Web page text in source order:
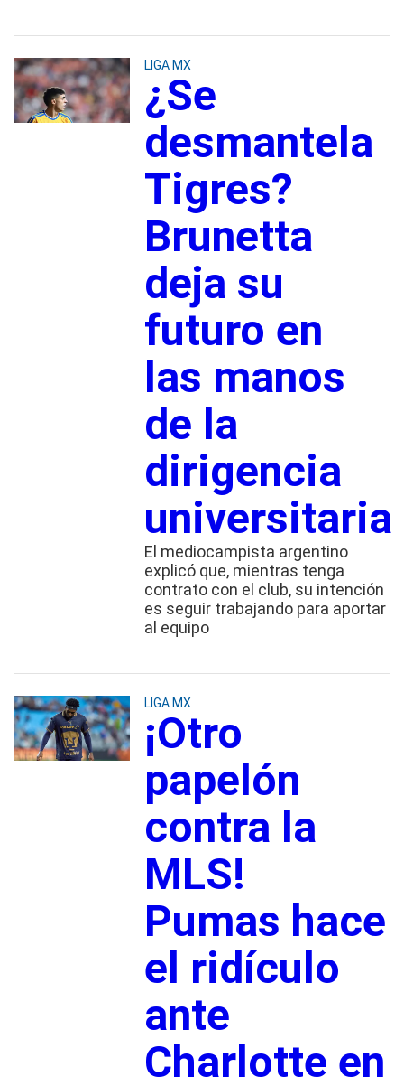
LIGA MX
¿Se
desmantela
Tigres?
Brunetta
deja su
futuro en
las manos
de la
dirigencia
universitaria
El mediocampista argentino
explicó que, mientras tenga
contrato con el club, su intención
es seguir trabajando para aportar
al equipo
LIGA MX
¡Otro
papelón
contra la
MLS!
Pumas hace
el ridículo
ante
Charlotte en